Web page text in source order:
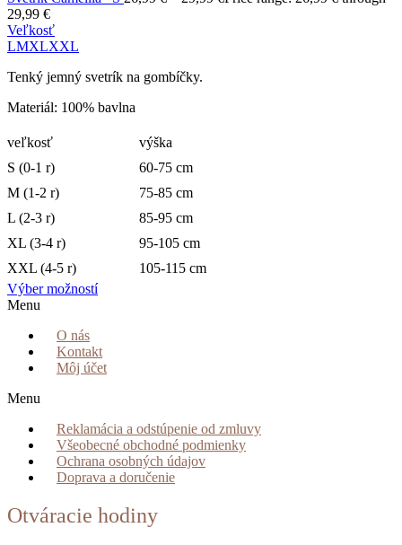
29,99 €
Veľkosť
LMXLXXL
Tenký jemný svetrík na gombíčky.
Materiál: 100% bavlna
veľkosť
výška
S (0-1 r)
60-75 cm
M (1-2 r)
75-85 cm
L (2-3 r)
85-95 cm
XL (3-4 r)
95-105 cm
XXL (4-5 r)
105-115 cm
Výber možností
Menu
O nás
Kontakt
Môj účet
Menu
Reklamácia a odstúpenie od zmluvy
Všeobecné obchodné podmienky
Ochrana osobných údajov
Doprava a doručenie
Otváracie hodiny